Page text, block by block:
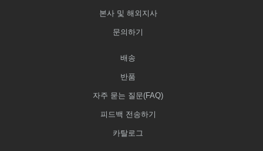
본사 및 해외지사
문의하기
배송
반품
자주 묻는 질문(FAQ)
피드백 전송하기
카탈로그